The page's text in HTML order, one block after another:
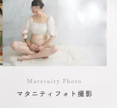
Maternity Photo
マタニティフォト撮影